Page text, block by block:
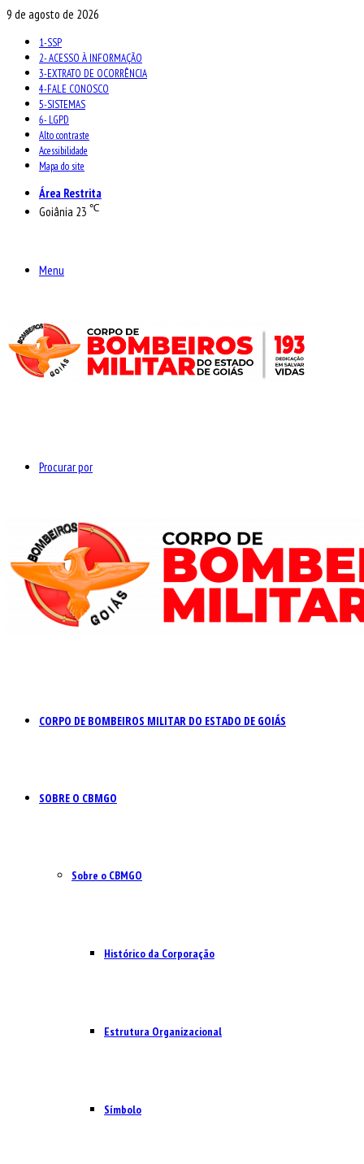
9 de agosto de 2026
1-SSP
2- ACESSO À INFORMAÇÃO
3-EXTRATO DE OCORRÊNCIA
4-FALE CONOSCO
5-SISTEMAS
6- LGPD
Alto contraste
Acessibilidade
Mapa do site
Área Restrita
Goiânia 23 ℃
Menu
Procurar por
CORPO DE BOMBEIROS MILITAR DO ESTADO DE GOIÁS
SOBRE O CBMGO
Sobre o CBMGO
Histórico da Corporação
Estrutura Organizacional
Símbolo